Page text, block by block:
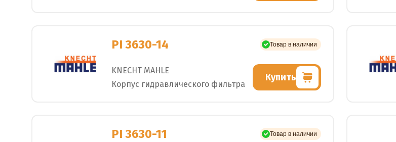
PI 3630-14 Товар в наличии
KNECHT MAHLE
Корпус гидравлического фильтра
Купить
PI 3630-11 Товар в наличии